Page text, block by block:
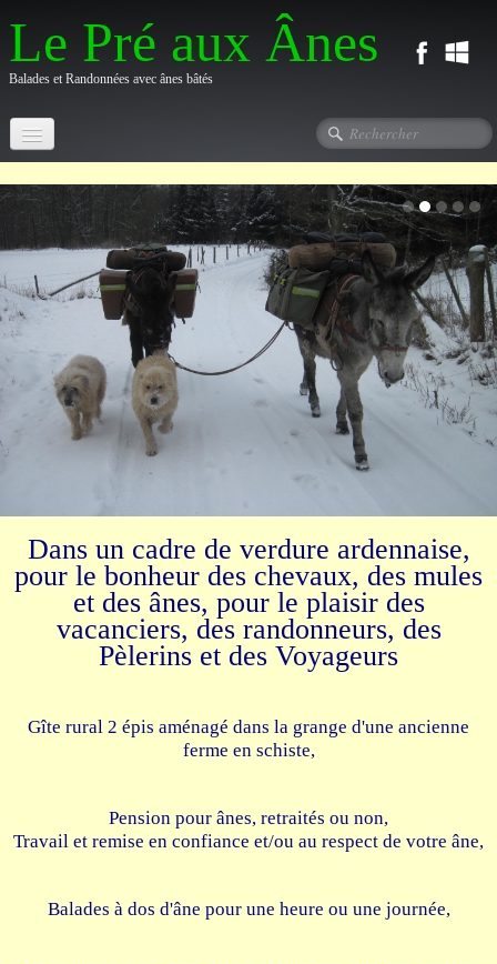
Le Pré aux Ânes
Balades et Randonnées avec ânes bâtés
Gîte Rural ▼
Activités ânes▼
Randonnées ▼
Stages de vacances▼
Travail, pension et parrainage
Dans un cadre de verdure ardennaise,
pour le bonheur des chevaux, des mules
et des ânes, pour le plaisir des
vacanciers, des randonneurs, des
Pèlerins et des Voyageurs
Gîte rural 2 épis aménagé dans la grange d'une ancienne
ferme en schiste,
Pension pour ânes, retraités ou non,
Travail et remise en confiance et/ou au respect de votre âne,
Balades à dos d'âne pour une heure ou une journée,